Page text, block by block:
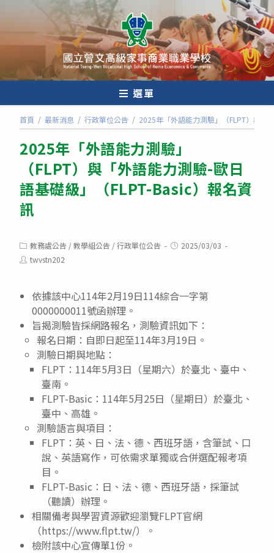
內
選單
首頁 / 最新消息 / 行政單位公告 / 2025年「外語能力測驗」（FLPT）與「
2025年「外語能力測驗」
（FLPT）與「外語能力測驗-歐日
語基礎級」（FLPT-Basic）報名資
訊
Post
category:
教務處公告 /教學組公告 /行政單位公告
Post2025/03/03
Posttwvstn202
依據該中心114年2月19日114綜合一字第
0000000011號函辦理。
旨揭測驗皆採網路報名，測驗資訊如下：
報名日期：自即日起至114年3月19日。
測驗日期與地點：
FLPT：114年5月3日（星期六）於臺北、臺中、
臺南。
FLPT-Basic：114年5月25日（星期日）於臺北、
臺中、高雄。
測驗語言與項目：
FLPT：英、日、法、德、西班牙語，含筆試、口
說、英語寫作，可依需求單獨或合併選配報考項
目。
FLPT-Basic：日、法、德、西班牙語，採筆試
（聽讀）辦理。
相關備考與學習資源歡迎瀏覽FLPT官網
（https://www.flpt.tw/）。
檢附該中心宣傳單1份。